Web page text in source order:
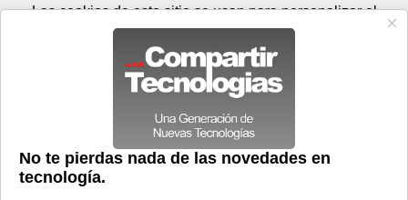
Prensa Videos
> una nuevo
una nuevo
Domingo 09 de agosto - 19:04 Registrar Conectar
Las cookies de este sitio se usan para personalizar el
contenido y los anuncios, para ofrecer funciones de medios
sociales y para analizar el tráfico. Además, compartimos
información sobre el uso que haga del sitio web con nuestros
partners de medios sociales, de publicidad y de análisis
web.
OK